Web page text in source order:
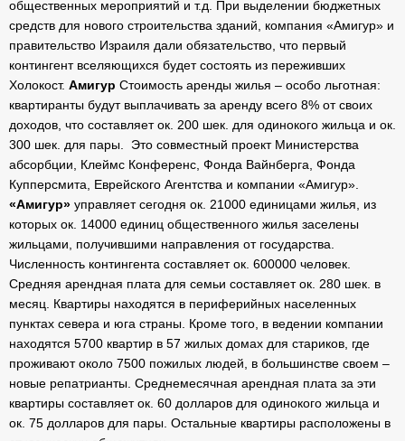
общественных мероприятий и т.д. При выделении бюджетных
средств для нового строительства зданий, компания «Амигур» и
правительство Израиля дали обязательство, что первый
контингент вселяющихся будет состоять из переживших
Холокост. Амигур Стоимость аренды жилья – особо льготная:
квартиранты будут выплачивать за аренду всего 8% от своих
доходов, что составляет ок. 200 шек. для одинокого жильца и ок.
300 шек. для пары. Это совместный проект Министерства
абсорбции, Клеймс Конференс, Фонда Вайнберга, Фонда
Купперсмита, Еврейского Агентства и компании «Амигур».
«Амигур» управляет сегодня ок. 21000 единицами жилья, из
которых ок. 14000 единиц общественного жилья заселены
жильцами, получившими направления от государства.
Численность контингента составляет ок. 600000 человек.
Средняя арендная плата для семьи составляет ок. 280 шек. в
месяц. Квартиры находятся в периферийных населенных
пунктах севера и юга страны. Кроме того, в ведении компании
находятся 5700 квартир в 57 жилых домах для стариков, где
проживают около 7500 пожилых людей, в большинстве своем –
новые репатрианты. Среднемесячная арендная плата за эти
квартиры составляет ок. 60 долларов для одинокого жильца и
ок. 75 долларов для пары. Остальные квартиры расположены в